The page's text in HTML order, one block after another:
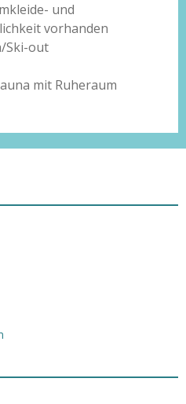
und
vorhanden
Ski-out
mit Ruheraum